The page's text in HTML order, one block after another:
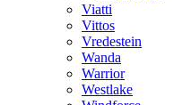
Viatti
Vittos
Vredestein
Wanda
Warrior
Westlake